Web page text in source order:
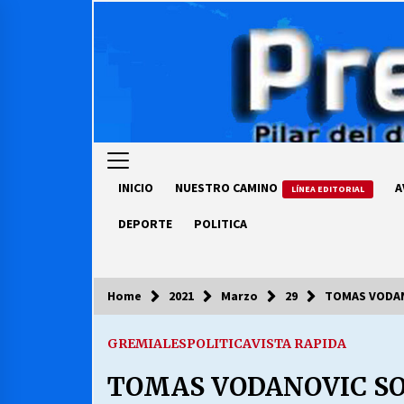
INICIO NUESTRO CAMINO LÍNEA EDITORIAL
DEPORTE POLITICA
COLUMNISTA
luz… ¿Y cuándo van a bajar?
03/08/2026
Home 2021 Marzo 29 TOMAS
GREMIALESPOLITICAVISTA RAPIDA
TOMAS VODANOVIC